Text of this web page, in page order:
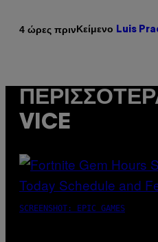
4 ώρες πρινΚείμενο Luis
VICE
SCREENSHOT: EPIC GAMES